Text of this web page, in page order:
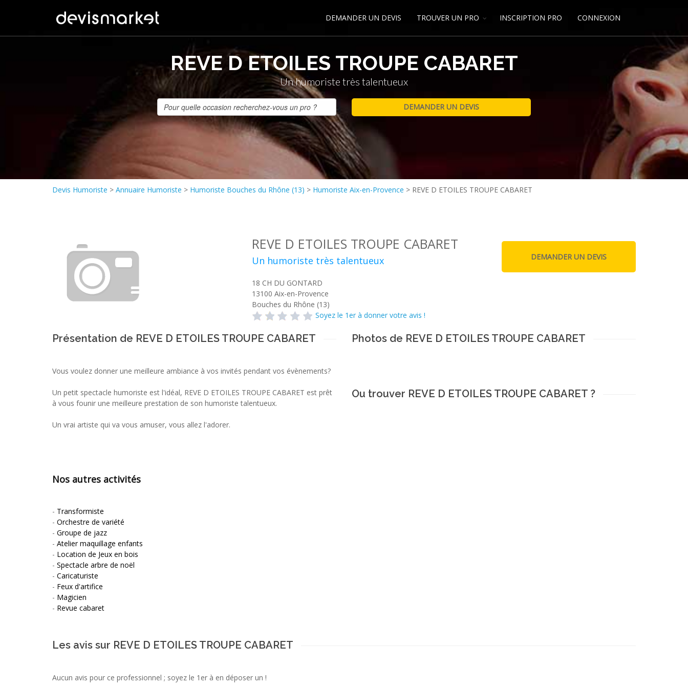
DEMANDER UN DEVIS TROUVER UN PRO INSCRIPTION PRO CONNEXION
REVE D ETOILES TROUPE CABARET
Un humoriste très talentueux
Devis Humoriste > Annuaire Humoriste > Humoriste Bouches du Rhône (13) > Humoriste Aix-en-Provence > REVE D ETOILES TROUPE CABARET
REVE D ETOILES TROUPE CABARET
Un humoriste très talentueux
18 CH DU GONTARD
13100 Aix-en-Provence
Bouches du Rhône (13)
Soyez le 1er à donner votre avis !
Présentation de REVE D ETOILES TROUPE CABARET
Vous voulez donner une meilleure ambiance à vos invités pendant vos évènements?
Un petit spectacle humoriste est l'idéal, REVE D ETOILES TROUPE CABARET est prêt
à vous founir une meilleure prestation de son humoriste talentueux.
Un vrai artiste qui va vous amuser, vous allez l'adorer.
Nos autres activités
- Transformiste
- Orchestre de variété
- Groupe de jazz
- Atelier maquillage enfants
- Location de Jeux en bois
- Spectacle arbre de noël
- Caricaturiste
- Feux d'artifice
- Magicien
- Revue cabaret
Photos de REVE D ETOILES TROUPE CABARET
Ou trouver REVE D ETOILES TROUPE CABARET ?
Les avis sur REVE D ETOILES TROUPE CABARET
Aucun avis pour ce professionnel ; soyez le 1er à en déposer un !